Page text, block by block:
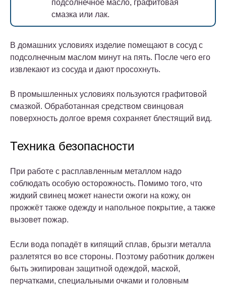
подсолнечное масло, графитовая
смазка или лак.
В домашних условиях изделие помещают в сосуд с
подсолнечным маслом минут на пять. После чего его
извлекают из сосуда и дают просохнуть.
В промышленных условиях пользуются графитовой
смазкой. Обработанная средством свинцовая
поверхность долгое время сохраняет блестящий вид.
Техника безопасности
При работе с расплавленным металлом надо
соблюдать особую осторожность. Помимо того, что
жидкий свинец может нанести ожоги на кожу, он
прожжёт также одежду и напольное покрытие, а также
вызовет пожар.
Если вода попадёт в кипящий сплав, брызги металла
разлетятся во все стороны. Поэтому работник должен
быть экипирован защитной одеждой, маской,
перчатками, специальными очками и головным